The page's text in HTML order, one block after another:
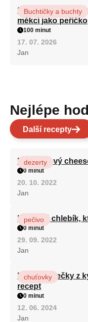
Slimáci s
měkcí jako peříčko
Buchtičky a buchty
100 minut
17. 07. 2026
Jan
Nejlépe
Další recepty
Karamelový
dezerty
0 minut
20. 10. 2022
Jan
Hrnkový chlebík,
pečivo
0 minut
29. 09. 2022
Jan
Rychlé válečky z
recept
chuťovky
0 minut
12. 06. 2024
Jan